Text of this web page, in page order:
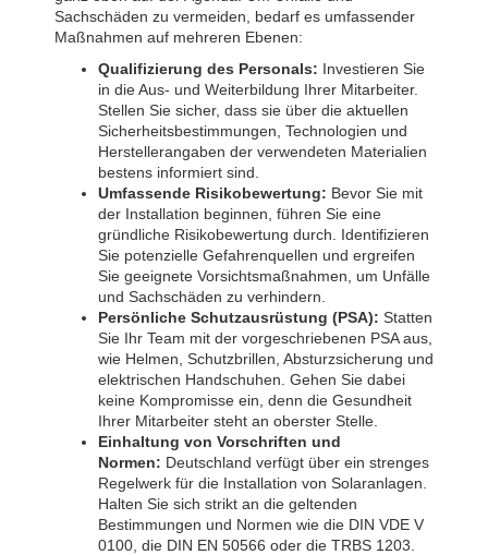
Sachschäden zu vermeiden, bedarf es umfassender
Maßnahmen auf mehreren Ebenen:
Qualifizierung des Personals: Investieren Sie
in die Aus- und Weiterbildung Ihrer Mitarbeiter.
Stellen Sie sicher, dass sie über die aktuellen
Sicherheitsbestimmungen, Technologien und
Herstellerangaben der verwendeten Materialien
bestens informiert sind.
Umfassende Risikobewertung: Bevor Sie mit
der Installation beginnen, führen Sie eine
gründliche Risikobewertung durch. Identifizieren
Sie potenzielle Gefahrenquellen und ergreifen
Sie geeignete Vorsichtsmaßnahmen, um Unfälle
und Sachschäden zu verhindern.
Persönliche Schutzausrüstung (PSA): Statten
Sie Ihr Team mit der vorgeschriebenen PSA aus,
wie Helmen, Schutzbrillen, Absturzsicherung und
elektrischen Handschuhen. Gehen Sie dabei
keine Kompromisse ein, denn die Gesundheit
Ihrer Mitarbeiter steht an oberster Stelle.
Einhaltung von Vorschriften und
Normen: Deutschland verfügt über ein strenges
Regelwerk für die Installation von Solaranlagen.
Halten Sie sich strikt an die geltenden
Bestimmungen und Normen wie die DIN VDE V
0100, die DIN EN 50566 oder die TRBS 1203.